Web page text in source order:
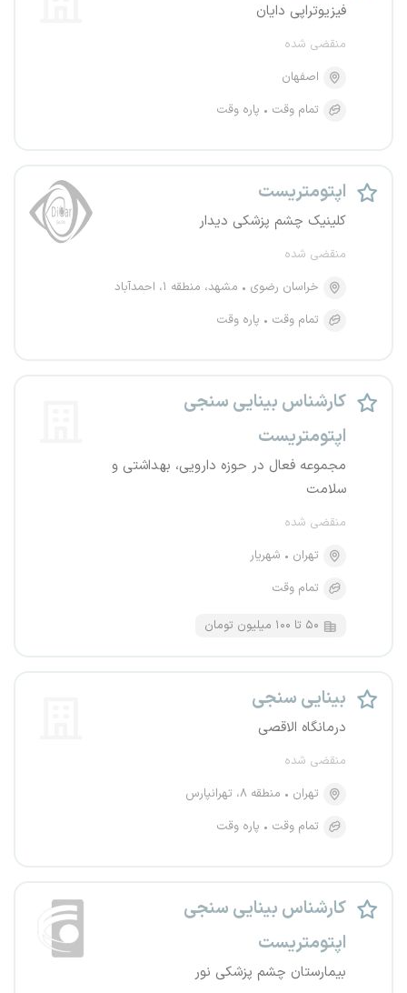
فیزیوتراپی دایان
منقضی شده
اصفهان
تمام وقت
پاره وقت
اپتومتریست
کلینیک چشم پزشکی دیدار
منقضی شده
خراسان رضوی
مشهد، منطقه ۱، احمدآباد
تمام وقت
پاره وقت
کارشناس بینایی سنجی
اپتومتریست
مجموعه فعال در حوزه دارویی، بهداشتی و
سلامت
منقضی شده
تهران
شهریار
تمام وقت
۵۰ تا ۱۰۰ میلیون تومان
بینایی سنجی
درمانگاه الاقصی
منقضی شده
تهران
منطقه ۸، تهرانپارس
تمام وقت
پاره وقت
کارشناس بینایی سنجی
اپتومتریست
بیمارستان چشم پزشکی نور